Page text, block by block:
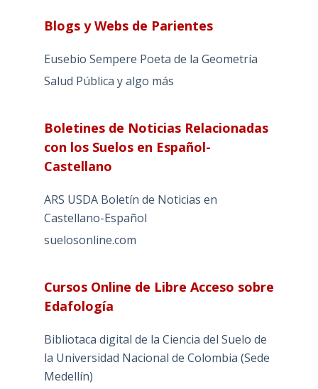
Blogs y Webs de Parientes
Eusebio Sempere Poeta de la Geometría
Salud Pública y algo más
Boletines de Noticias Relacionadas
con los Suelos en Español-
Castellano
ARS USDA Boletín de Noticias en
Castellano-Español
suelosonline.com
Cursos Online de Libre Acceso sobre
Edafología
Bibliotaca digital de la Ciencia del Suelo de
la Universidad Nacional de Colombia (Sede
Medellín)